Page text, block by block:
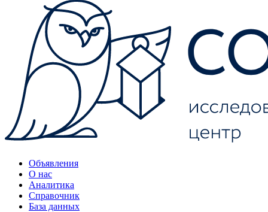
Объявления
О нас
Аналитика
Справочник
База данных